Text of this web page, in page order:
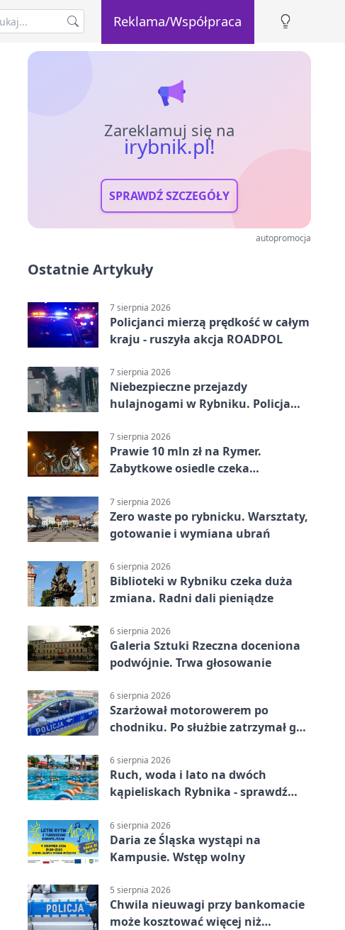
Reklama/Współpraca
Zareklamuj się na
irybnik.pl!
SPRAWDŹ SZCZEGÓŁY
autopromocja
Ostatnie Artykuły
7 sierpnia 2026
Policjanci mierzą prędkość w całym
kraju - ruszyła akcja ROADPOL
7 sierpnia 2026
Niebezpieczne przejazdy
hulajnogami w Rybniku. Policja
7 sierpnia 2026
Prawie 10 mln zł na Rymer.
Zabytkowe osiedle czeka
7 sierpnia 2026
Zero waste po rybnicku. Warsztaty,
gotowanie i wymiana ubrań
6 sierpnia 2026
Biblioteki w Rybniku czeka duża
zmiana. Radni dali pieniądze
6 sierpnia 2026
Galeria Sztuki Rzeczna doceniona
podwójnie. Trwa głosowanie
6 sierpnia 2026
Szarżował motorowerem po
chodniku. Po służbie zatrzymał go
6 sierpnia 2026
Ruch, woda i lato na dwóch
kąpieliskach Rybnika - sprawdź
6 sierpnia 2026
Daria ze Śląska wystąpi na
Kampusie. Wstęp wolny
5 sierpnia 2026
Chwila nieuwagi przy bankomacie
może kosztować więcej niż